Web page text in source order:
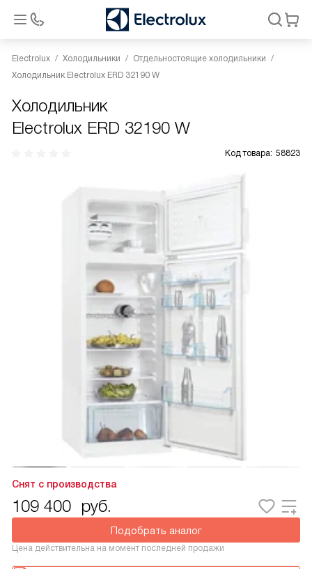
Electrolux Холодильники
Отдельностоящие холодильники
Холодильник Electrolux ERD 32190 W
Холодильник
Electrolux ERD 32190 W
Код товара: 58823
Снят с производства
109 400 руб.
Подобрать аналог
Цена действительна на момент последней продажи